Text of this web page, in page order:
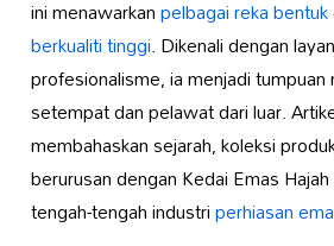
ini menawarkanpelbagai reka bentuk
berkualiti tinggi. Dikenali dengan
profesionalisme, ia menjadi tumpuan
setempat dan pelawat dari luar.
membahaskan sejarah, koleksi
berurusan dengan Kedai Emas
tengah-tengah industriperhiasan